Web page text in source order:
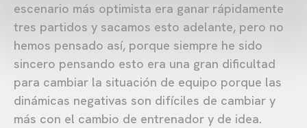
escenario más optimista era ganar rápidamente
tres partidos y sacamos esto adelante, pero no
hemos pensado así, porque siempre he sido
sincero pensando esto era una gran dificultad
para cambiar la situación de equipo porque las
dinámicas negativas son difíciles de cambiar y
más con el cambio de entrenador y de idea.